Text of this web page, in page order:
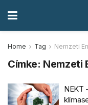
Home Tag Nemzeti
Címke: Nemzeti
NEKT